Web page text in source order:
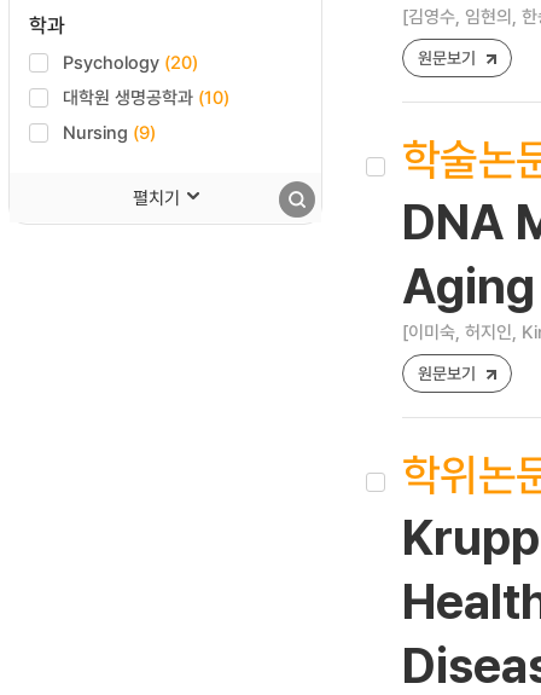
학과
Psychology (20)
대학원 생명공학과 (10)
Nursing (9)
펼치기
[김영수, 임현의,
원문보기
학술논
DNA
[이미숙, 허지인,
원문보기
학위논